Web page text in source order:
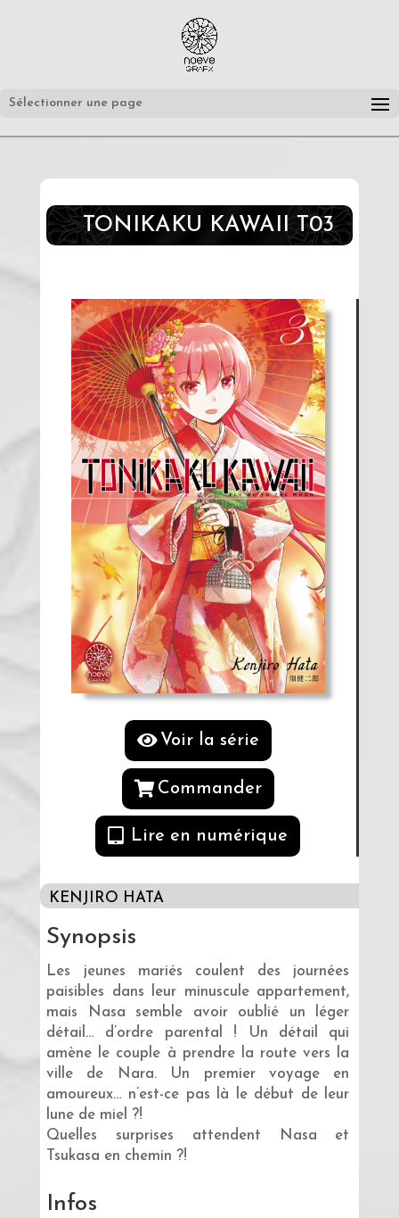
Sélectionner une page
TONIKAKU KAWAII T03
Voir la série
Commander
Lire en numérique
KENJIRO HATA
Synopsis
Les jeunes mariés coulent des journées
paisibles dans leur minuscule appartement,
mais Nasa semble avoir oublié un léger
détail… d’ordre parental ! Un détail qui
amène le couple à prendre la route vers la
ville de Nara. Un premier voyage en
amoureux… n’est-ce pas là le début de leur
lune de miel ?!
Quelles surprises attendent Nasa et
Tsukasa en chemin ?!
Infos